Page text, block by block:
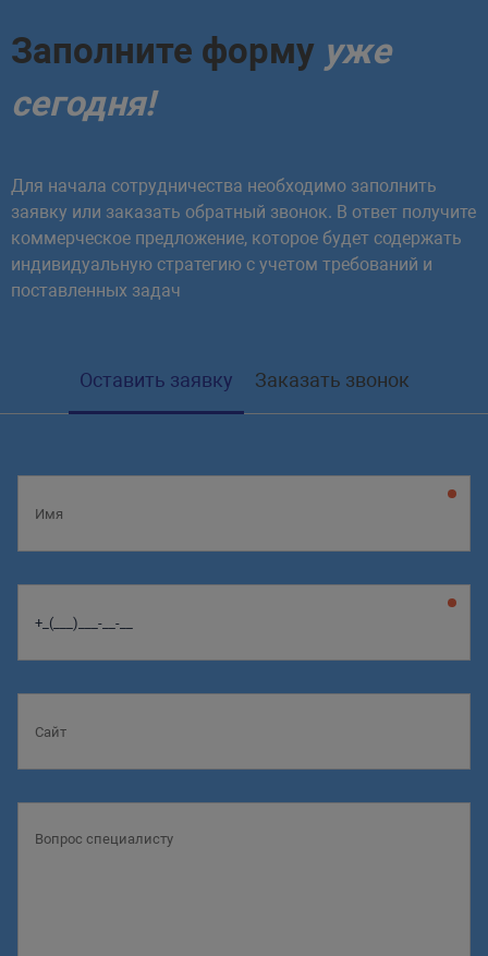
Заполните форму уже
сегодня!
Для начала сотрудничества необходимо заполнить
заявку или заказать обратный звонок. В ответ получите
коммерческое предложение, которое будет содержать
индивидуальную стратегию с учетом требований и
поставленных задач
Оставить заявку Заказать звонок